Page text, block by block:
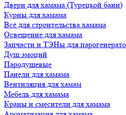
Двери для хамама (Турецкой бани)
Курны для хамама
Всё для строительства хамама
Освещение для хамама
Запчасти и ТЭНы для
Душ эмоций
Пародушевые
Панели для хамама
Вентиляция для хамам
Мебель для хамама
Краны и смесители для хамама